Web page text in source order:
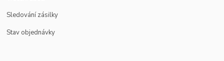
Sledování zásilky
Stav objednávky